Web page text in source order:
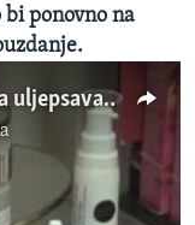
ponovno na
Bolnica Johns Hopkins: Centar za uljepsavanje vraca samopouzdanje pacijentima koji boluju od raka